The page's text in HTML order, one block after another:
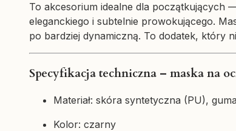
To akcesorium idealne dla początkujących
eleganckiego i subtelnie prowokującego.
po bardziej dynamiczną. To dodatek, który
Specyfikacja techniczna – maska na
Materiał: skóra syntetyczna (PU),
Kolor: czarny